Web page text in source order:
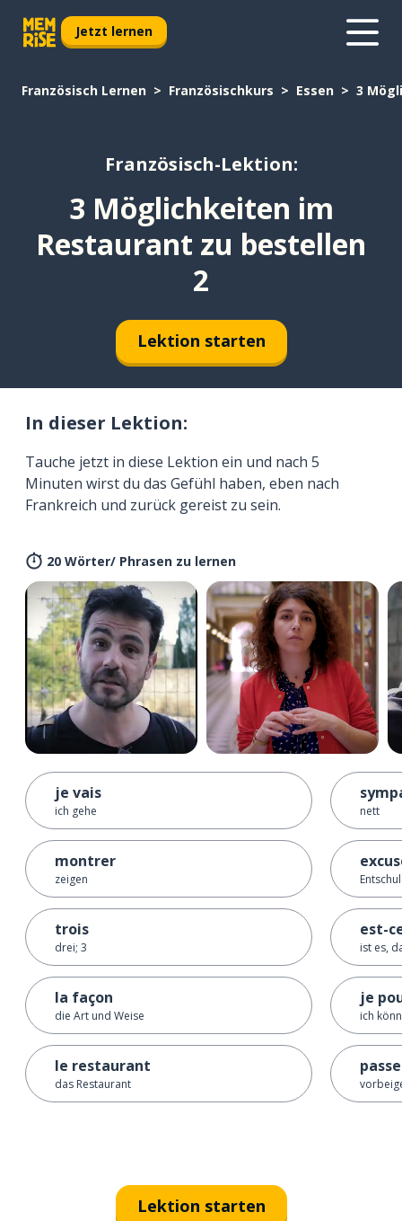
Jetzt lernen
Französisch Lernen Französischkurs Essen 3
Französisch-Lektion:
3 Möglichkeiten im
Restaurant zu bestellen
2
Lektion starten
In dieser Lektion:
Tauche jetzt in diese Lektion ein und nach 5
Minuten wirst du das Gefühl haben, eben nach
Frankreich und zurück gereist zu sein.
20 Wörter/ Phrasen zu lernen
je vais
ich gehe
montrer
zeigen
trois
drei; 3
la façon
die Art und Weise
le restaurant
das Restaurant
nett
est-
ist es,
je
ich
Lektion starten